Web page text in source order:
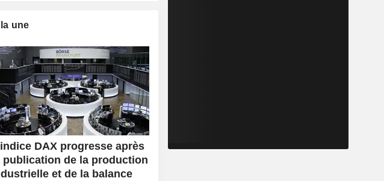
une
DAX progresse après
publication de la production
et de la balance